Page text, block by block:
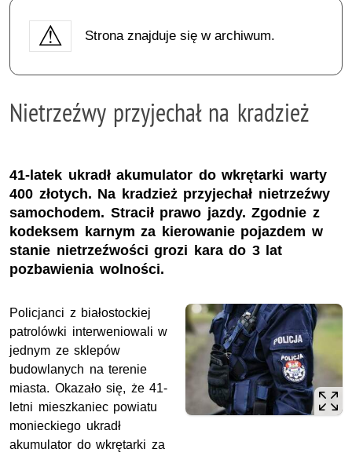
Strona znajduje się w archiwum.
Nietrzeźwy przyjechał na kradzież
41-latek ukradł akumulator do wkrętarki warty
400 złotych. Na kradzież przyjechał nietrzeźwy
samochodem. Stracił prawo jazdy. Zgodnie z
kodeksem karnym za kierowanie pojazdem w
stanie nietrzeźwości grozi kara do 3 lat
pozbawienia wolności.
Policjanci z białostockiej
patrolówki interweniowali w
jednym ze sklepów
budowlanych na terenie
miasta. Okazało się, że 41-
letni mieszkaniec powiatu
monieckiego ukradł
akumulator do wkrętarki za